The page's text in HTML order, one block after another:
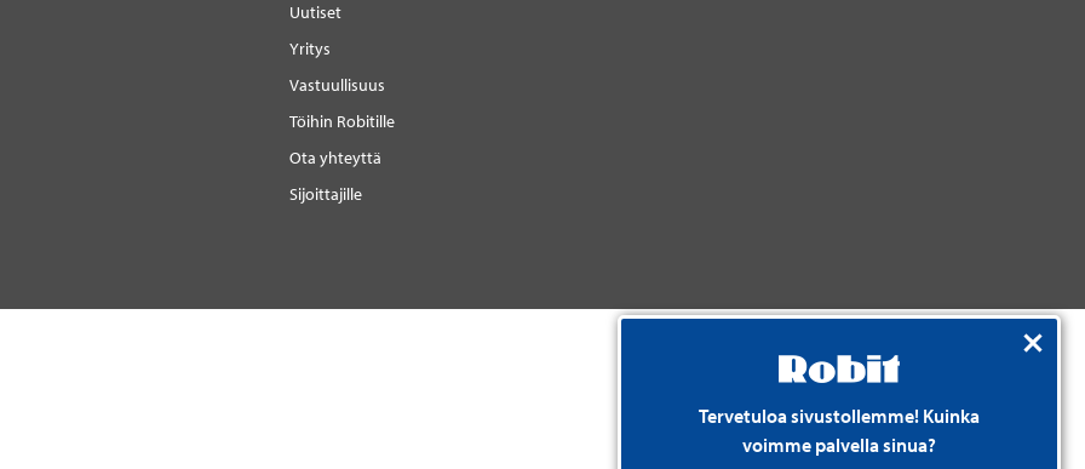
Tervetuloa sivustollemme! Kuinka
voimme palvella sinua?
Uutiset
Yritys
Vastuullisuus
Töihin Robitille
Ota yhteyttä
Sijoittajille